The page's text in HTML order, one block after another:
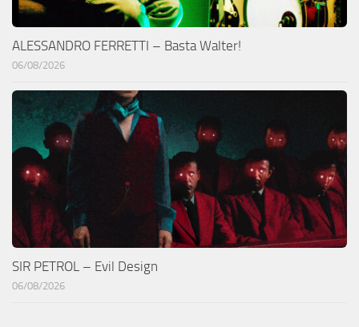
ALESSANDRO FERRETTI – Basta Walter!
06/08/2026
SIR PETROL – Evil Design
06/08/2026